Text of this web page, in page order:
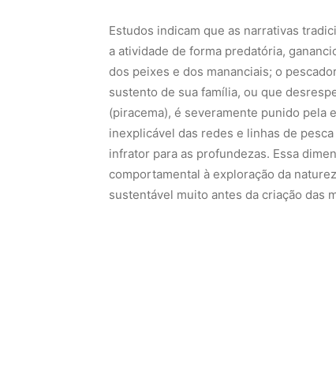
Estudos indicam que as narrativas
a atividade de forma predatória,
dos peixes e dos mananciais; o
sustento de sua família, ou que
(piracema), é severamente punido pela
inexplicável das redes e linhas de
infrator para as profundezas. Essa
comportamental à exploração da
sustentável muito antes da criação das